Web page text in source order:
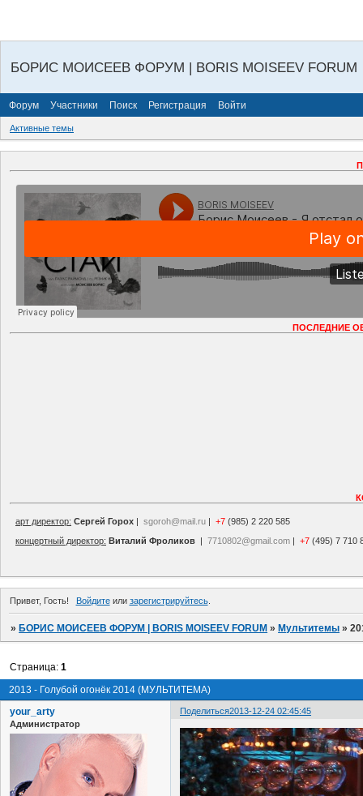
БОРИС МОИСЕЕВ ФОРУМ | BORIS MOISEEV FORUM
Форум Участники Поиск Регистрация Войти
Активные темы
ПОСЛЕДНИЕ
арт директор: Сергей Горох | sgoroh@mail.ru | +7 (985) 2 220 585
концертный директор: Виталий Фроликов | 7710802@gmail.com | +7 (495) 7 710
Привет, Гость! Войдитеили зарегистрируйтесь.
»БОРИС МОИСЕЕВ ФОРУМ | BORIS MOISEEV FORUM »Мультитемы »
2013 - Голубой огонёк 2014 (МУЛЬТИТЕМА)
Страница:1
Поделиться2013-12-24 02:45:45
your_arty
Администратор